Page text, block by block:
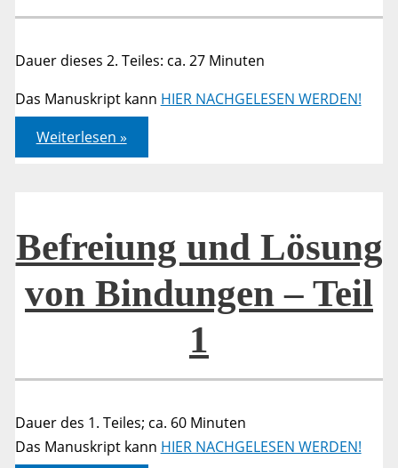
Dauer dieses 2. Teiles: ca. 27 Minuten
Das Manuskript kann HIER NACHGELESEN WERDEN!
Befreiung
und
Lösung
2
Weiterlesen »
Befreiung und Lösung
von Bindungen – Teil
1
Dauer des 1. Teiles; ca. 60 Minuten
Das Manuskript kann HIER NACHGELESEN WERDEN!